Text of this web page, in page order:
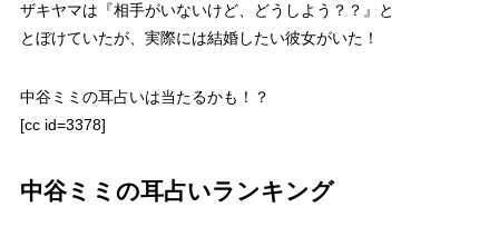
ザキヤマは『相手がいないけど、どうしよう？？』と
とぼけていたが、実際には結婚したい彼女がいた！
中谷ミミの耳占いは当たるかも！？
[cc id=3378]
中谷ミミの耳占いランキング